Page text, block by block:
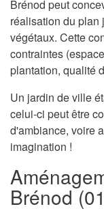
Brénod peut
réalisation du plan
végétaux. Cette
contraintes
plantation, qualité
Un jardin de ville
celui-ci peut être
d'ambiance, voire
imagination !
Brénod